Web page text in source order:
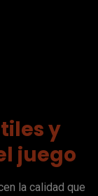
y
juego
la calidad que